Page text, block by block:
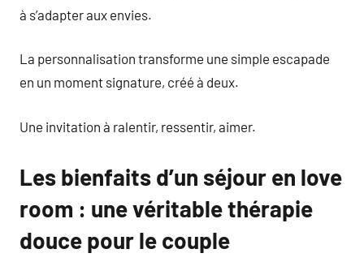
à s’adapter aux envies.
La personnalisation transforme une simple escapade
en un moment signature, créé à deux.
Une invitation à ralentir, ressentir, aimer.
Les bienfaits d’un séjour en love
room : une véritable thérapie
douce pour le couple